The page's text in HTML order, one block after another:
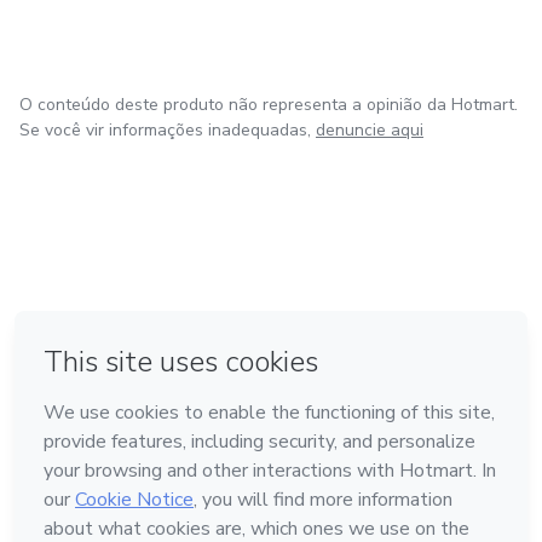
O conteúdo deste produto não representa a opinião da Hotmart.
Se você vir informações inadequadas, denuncie aqui
Feito com ❤ em Bogotá
Conheça a Hotmart